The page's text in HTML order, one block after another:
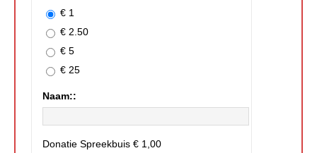
€ 1
€ 2.50
€ 5
€ 25
Naam::
Donatie Spreekbuis € 1,00